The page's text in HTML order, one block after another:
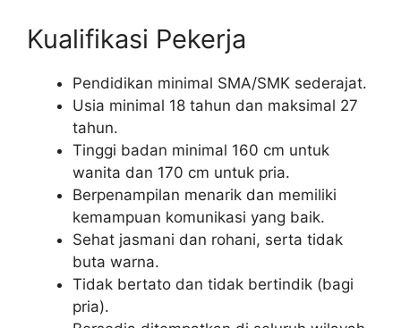
Kualifikasi Pekerja
Pendidikan minimal SMA/SMK sederajat.
Usia minimal 18 tahun dan maksimal 27
tahun.
Tinggi badan minimal 160 cm untuk
wanita dan 170 cm untuk pria.
Berpenampilan menarik dan memiliki
kemampuan komunikasi yang baik.
Sehat jasmani dan rohani, serta tidak
buta warna.
Tidak bertato dan tidak bertindik (bagi
pria).